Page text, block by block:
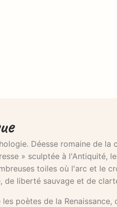
Déesse romaine de
» sculptée à l'Antiquité,
toiles où l'arc et le
de liberté sauvage et de
poètes de la